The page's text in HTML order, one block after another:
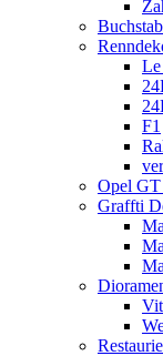
F1
Opel GT
Graffti